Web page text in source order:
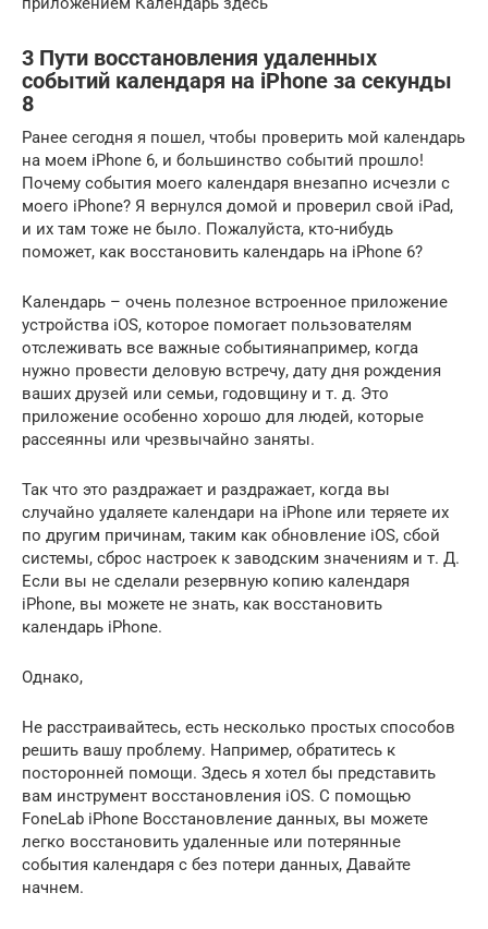
3 Пути восстановления удаленных
событий календаря на iPhone за секунды
8
Ранее сегодня я пошел, чтобы проверить мой календарь
на моем iPhone 6, и большинство событий прошло!
Почему события моего календаря внезапно исчезли с
моего iPhone? Я вернулся домой и проверил свой iPad,
и их там тоже не было. Пожалуйста, кто-нибудь
поможет, как восстановить календарь на iPhone 6?
Календарь – очень полезное встроенное приложение
устройства iOS, которое помогает пользователям
отслеживать все важные событиянапример, когда
нужно провести деловую встречу, дату дня рождения
ваших друзей или семьи, годовщину и т. д. Это
приложение особенно хорошо для людей, которые
рассеянны или чрезвычайно заняты.
Так что это раздражает и раздражает, когда вы
случайно удаляете календари на iPhone или теряете их
по другим причинам, таким как обновление iOS, сбой
системы, сброс настроек к заводским значениям и т. Д.
Если вы не сделали резервную копию календаря
iPhone, вы можете не знать, как восстановить
календарь iPhone.
Однако,
Не расстраивайтесь, есть несколько простых способов
решить вашу проблему. Например, обратитесь к
посторонней помощи. Здесь я хотел бы представить
вам инструмент восстановления iOS. С помощью
FoneLab iPhone Восстановление данных, вы можете
легко восстановить удаленные или потерянные
события календаря с без потери данных, Давайте
начнем.